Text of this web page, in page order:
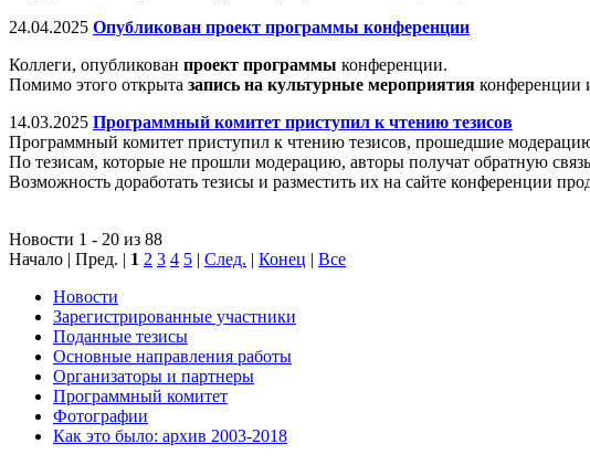
24.04.2025 Опубликован проект программы конференции
Коллеги, опубликован проект программы конференции.
Помимо этого открыта запись на культурные мероприятия конференции
14.03.2025 Программный комитет приступил к чтению тезисов
Программный комитет приступил к чтению тезисов, прошедшие
По тезисам, которые не прошли модерацию, авторы получат обратную
Возможность доработать тезисы и разместить их на сайте конференции
Новости 1 - 20 из 88
Начало | Пред. | 1 2 3 4 5 | След. | Конец | Все
Новости
Зарегистрированные участники
Поданные тезисы
Основные направления работы
Организаторы и партнеры
Программный комитет
Фотографии
Как это было: архив 2003-2018